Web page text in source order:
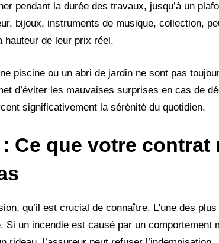
pendant la durée des travaux, jusqu’à un
bijoux, instruments de musique, collection,
hauteur de leur prix réel.
piscine ou un abri de jardin ne sont pas
d’éviter les mauvaises surprises en cas de
significativement la sérénité du quotidien.
Ce que votre contrat
qu’il est crucial de connaître. L'une des
un incendie est causé par un comportement